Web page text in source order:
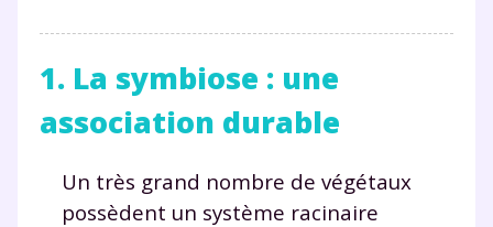
1. La symbiose : une
association durable
Un très grand nombre de végétaux
possèdent un système racinaire